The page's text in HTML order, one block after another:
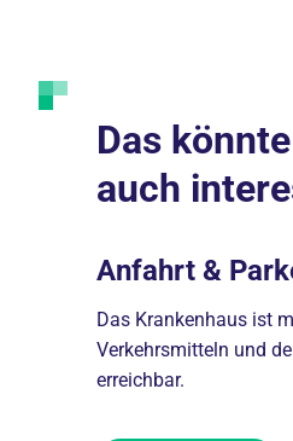
Das
auch
Anfahrt &
Das Krankenhaus ist
Verkehrsmitteln und
erreichbar.